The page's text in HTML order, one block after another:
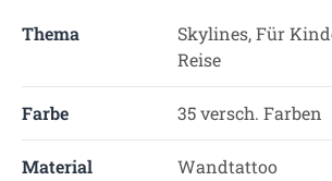
Thema
Skylines, Für
Reise
Farbe 35 versch. Farben
Material Wandtattoo